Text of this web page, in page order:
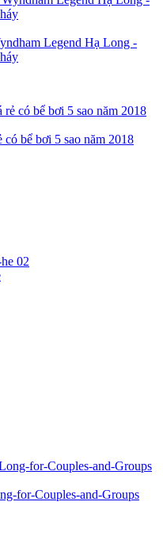
Legend Hạ Long -
bể bơi 5 sao năm 2018
02
for-Couples-and-Groups